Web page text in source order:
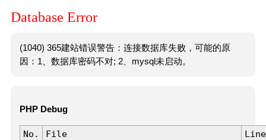
Database Error
(1040) 365建站错误警告：连接数据库失败，可能的原
因：1、数据库密码不对; 2、mysql未启动。
PHP Debug
No. File
Line